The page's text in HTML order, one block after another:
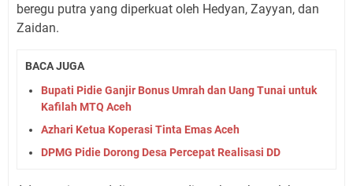
beregu putra yang diperkuat oleh Hedyan, Zayyan, dan
Zaidan.
BACA JUGA
Bupati Pidie Ganjir Bonus Umrah dan Uang Tunai untuk
Kafilah MTQ Aceh
Azhari Ketua Koperasi Tinta Emas Aceh
DPMG Pidie Dorong Desa Percepat Realisasi DD